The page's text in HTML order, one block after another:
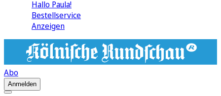
Hallo Paula!
Bestellservice
Anzeigen
Abo
Anmelden